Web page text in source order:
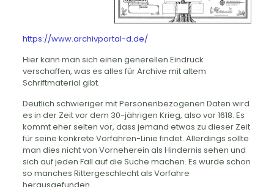
https://www.archivportal-d.de/
Hier kann man sich einen generellen Eindruck
verschaffen, was es alles für Archive mit altem
Schriftmaterial gibt.
Deutlich schwieriger mit Personenbezogenen Daten wird
es in der Zeit vor dem 30-jährigen Krieg, also vor 1618. Es
kommt eher selten vor, dass jemand etwas zu dieser Zeit
für seine konkrete Vorfahren-Linie findet. Allerdings sollte
man dies nicht von Vorneherein als Hindernis sehen und
sich auf jeden Fall auf die Suche machen. Es wurde schon
so manches Rittergeschlecht als Vorfahre